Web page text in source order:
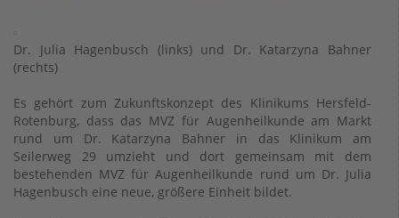
Dr. Julia Hagenbusch (links) und Dr. Katarzyna Bahner
(rechts)
Es gehört zum Zukunftskonzept des Klinikums Hersfeld-
Rotenburg, dass das MVZ für Augenheilkunde am Markt
rund um Dr. Katarzyna Bahner in das Klinikum am
Seilerweg 29 umzieht und dort gemeinsam mit dem
bestehenden MVZ für Augenheilkunde rund um Dr. Julia
Hagenbusch eine neue, größere Einheit bildet.